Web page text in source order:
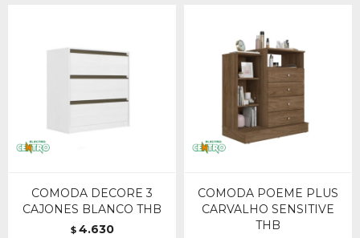
COMODA DECORE 3
CAJONES BLANCO THB
$ 4.630
COMODA POEME PLUS
CARVALHO SENSITIVE
THB